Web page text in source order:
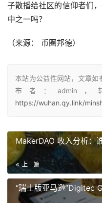
子散播给社区的信仰者们
中之一吗？
（来源： 币圈邦德）
本站为公益性网站，文章如
布者：admin
https://wuhan.qy.link/
MakerDAO 收入分析：
上一篇
“瑞士版亚马逊”Digitec